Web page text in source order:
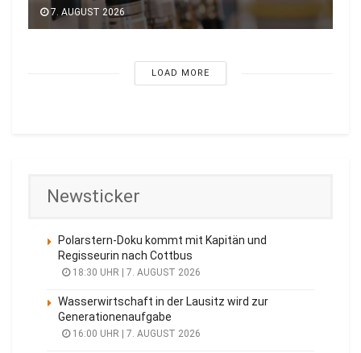
7. AUGUST 2026
LOAD MORE
Newsticker
Polarstern-Doku kommt mit Kapitän und
Regisseurin nach Cottbus
18:30 UHR | 7. AUGUST 2026
Wasserwirtschaft in der Lausitz wird zur
Generationenaufgabe
16:00 UHR | 7. AUGUST 2026